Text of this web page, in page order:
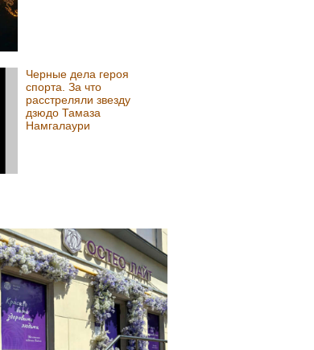
Черные дела героя
спорта. За что
расстреляли звезду
дзюдо Тамаза
Намгалаури